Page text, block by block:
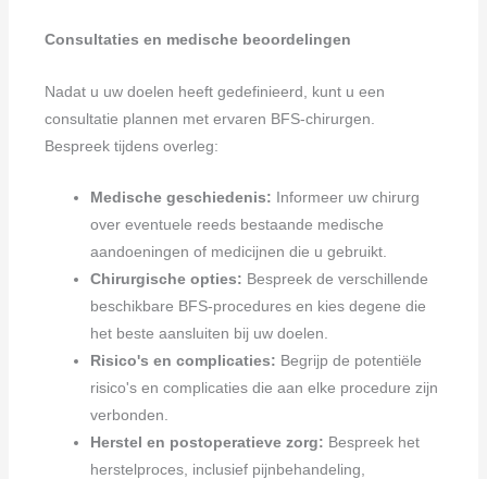
Consultaties en medische beoordelingen
Nadat u uw doelen heeft gedefinieerd, kunt u een
consultatie plannen met ervaren BFS-chirurgen.
Bespreek tijdens overleg:
Medische geschiedenis: Informeer uw chirurg
over eventuele reeds bestaande medische
aandoeningen of medicijnen die u gebruikt.
Chirurgische opties: Bespreek de verschillende
beschikbare BFS-procedures en kies degene die
het beste aansluiten bij uw doelen.
Risico's en complicaties: Begrijp de potentiële
risico's en complicaties die aan elke procedure zijn
verbonden.
Herstel en postoperatieve zorg: Bespreek het
herstelproces, inclusief pijnbehandeling,